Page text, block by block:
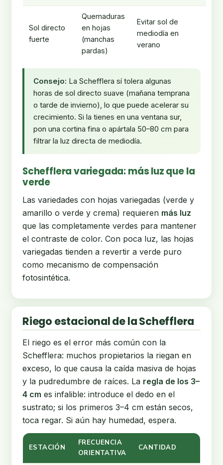
Sol directo
fuerte
Quemaduras
en hojas
(manchas
pardas)
Evitar sol de
mediodía en
verano
Consejo: La Schefflera sí tolera algunas
horas de sol directo suave (mañana temprana
o tarde de invierno), lo que puede acelerar su
crecimiento. Si la tienes en una ventana sur,
pon una cortina fina o apártala 50–80 cm para
filtrar la luz directa de mediodía.
Schefflera variegada: más luz que la
verde
Las variedades con hojas variegadas (verde y
amarillo o verde y crema) requieren más luz
que las completamente verdes para mantener
el contraste de color. Con poca luz, las hojas
variegadas tienden a revertir a verde puro
como mecanismo de compensación
fotosintética.
Riego estacional de la Schefflera
El riego es el error más común con la
Schefflera: muchos propietarios la riegan en
exceso, lo que causa la caída masiva de hojas
y la pudredumbre de raíces. La regla de los 3–
4 cm es infalible: introduce el dedo en el
sustrato; si los primeros 3–4 cm están secos,
toca regar. Si aún hay humedad, espera.
ESTACIÓN
FRECUENCIA
ORIENTATIVA
CANTIDAD